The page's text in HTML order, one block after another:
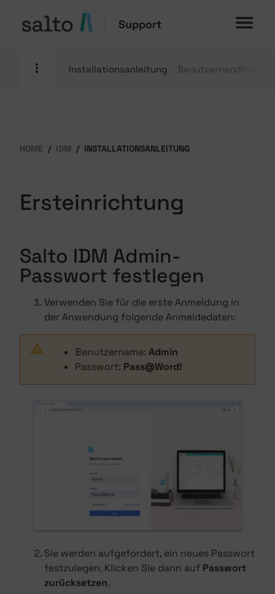
Support
Installationsanleitung Benutzerhandbuch
HOME IDM INSTALLATIONSANLEITUNG
Ersteinrichtung
Salto IDM Admin-
Passwort festlegen
Verwenden Sie für die erste Anmeldung in
der Anwendung folgende Anmeldedaten:
Benutzername: Admin
Passwort: Pass@Word!
Sie werden aufgefordert, ein neues Passwort
festzulegen. Klicken Sie dann auf Passwort
zurücksetzen.